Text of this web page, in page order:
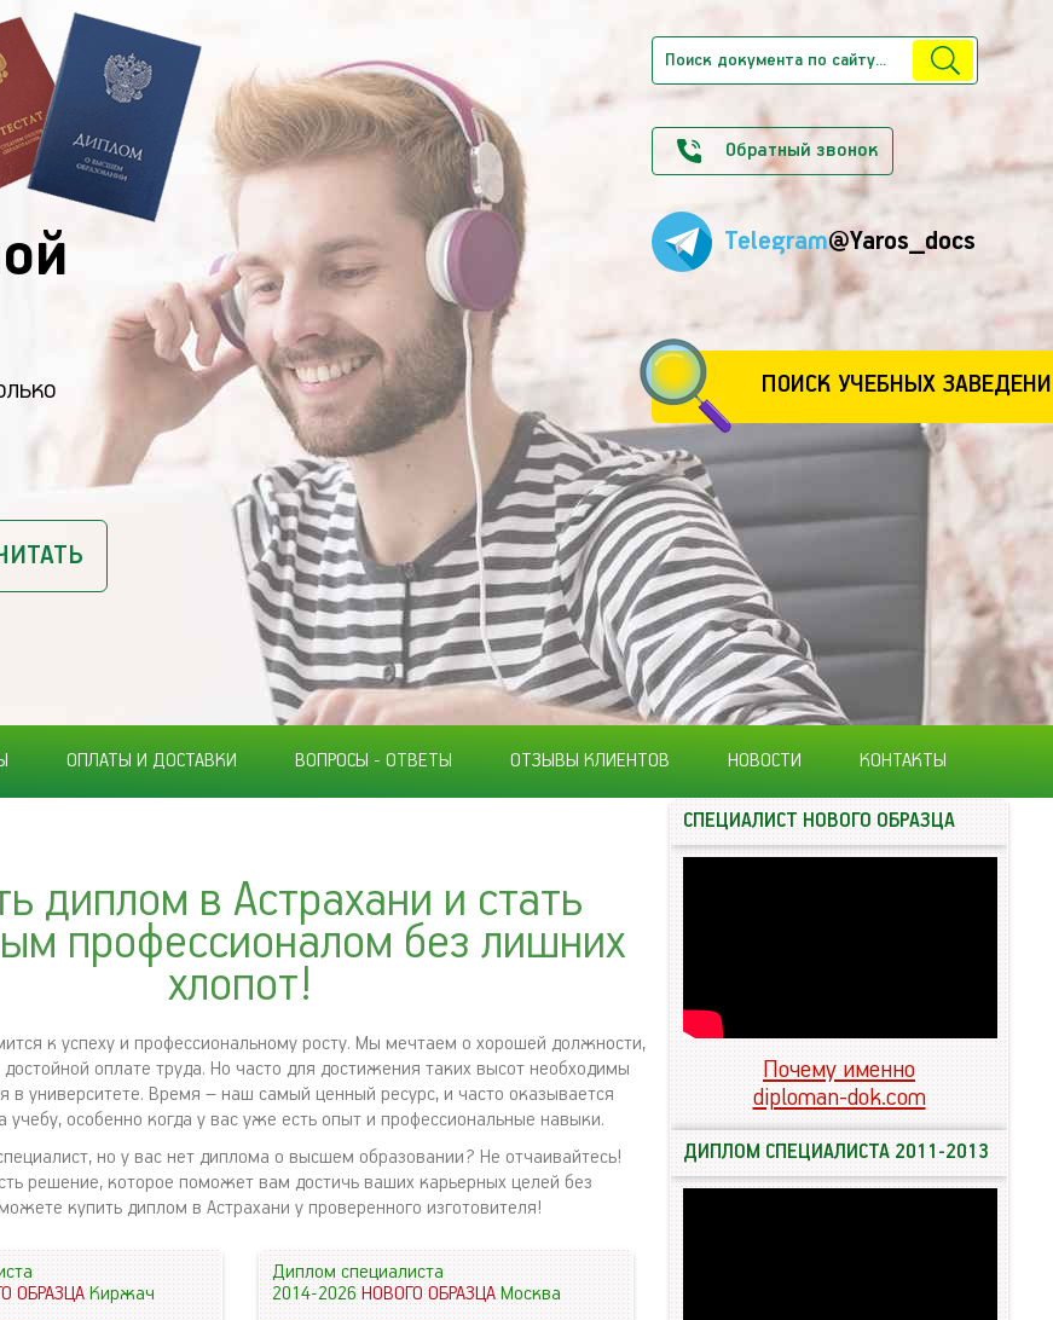
Обратный звонок
Telegram@Yaros_docs
ПОИСК УЧЕБНЫХ
ОПЛАТЫ И ДОСТАВКИ ВОПРОСЫ - ОТВЕТЫ ОТЗЫВЫ КЛИЕНТОВ НОВОСТИ КОНТАКТЫ
диплом в Астрахани и стать
профессионалом без лишних
хлопот!
к успеху и профессиональному росту. Мы мечтаем о хорошей должности,
оплате труда. Но часто для достижения таких высот необходимы
в университете. Время – наш самый ценный ресурс, и часто оказывается
учебу, особенно когда у вас уже есть опыт и профессиональные навыки.
но у вас нет диплома о высшем образовании? Не отчаивайтесь!
решение, которое поможет вам достичь ваших карьерных целей без
купить диплом в Астрахани у проверенного изготовителя!
ОБРАЗЦАКиржач
Диплом специалиста
2014-2026НОВОГО ОБРАЗЦАМосква
СПЕЦИАЛИСТ НОВОГО ОБРАЗЦА
Почему именно
diploman-dok.com
ДИПЛОМ СПЕЦИАЛИСТА 2011-2013